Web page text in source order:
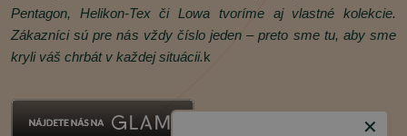
Pentagon, Helikon‑Tex či Lowa tvoríme aj vlastné kolekcie.
Zákazníci sú pre nás vždy číslo jeden – preto sme tu, aby sme
kryli váš chrbát v každej situácii.k
✕